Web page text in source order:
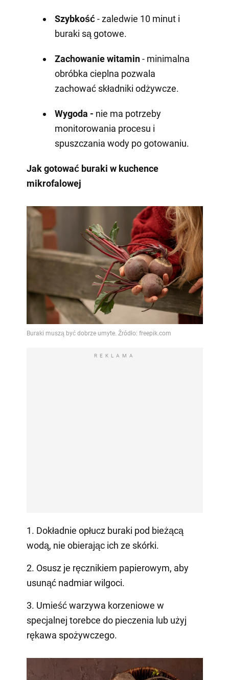
Szybkość- zaledwie 10 minut i
buraki są gotowe.
Zachowanie witamin- minimalna
obróbka cieplna pozwala
zachować składniki odżywcze.
Wygoda - nie ma potrzeby
monitorowania procesu i
spuszczania wody po gotowaniu.
Jak gotować buraki w kuchence
mikrofalowej
REKLAMA
1. Dokładnie opłucz buraki pod bieżącą
wodą, nie obierając ich ze skórki.
2. Osusz je ręcznikiem papierowym, aby
usunąć nadmiar wilgoci.
3. Umieść warzywa korzeniowe w
specjalnej torebce do pieczenia lub użyj
rękawa spożywczego.